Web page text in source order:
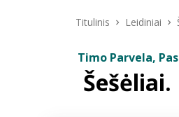
ELVIS atvyksta
Titulinis Leidiniai
Timo Parvela,
Šešėliai.